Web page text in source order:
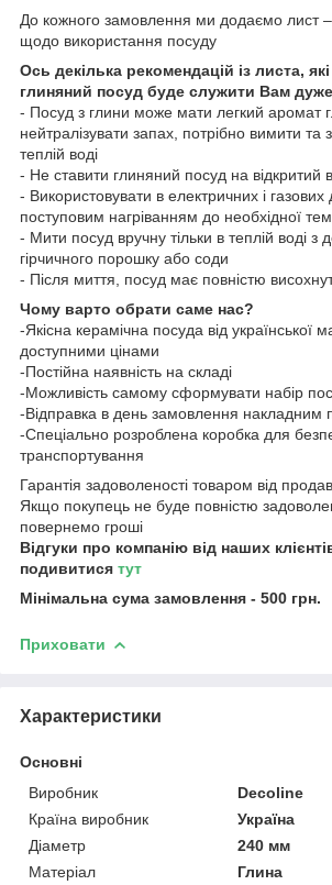
До кожного замовлення ми додаємо лист
щодо використання посуду
Ось декілька рекомендацій із листа,
глиняний посуд буде служити Вам
- Посуд з глини може мати легкий аромат
нейтралізувати запах, потрібно вимити та
теплій воді
- Не ставити глиняний посуд на відкритий
- Використовувати в електричних і газових
поступовим нагріванням до необхідної
- Мити посуд вручну тільки в теплій воді з
гірчичного порошку або соди
- Після миття, посуд має повністю
Чому варто обрати саме нас?
-Якісна керамічна посуда від української
доступними цінами
-Постійна наявність на складі
-Можливість самому сформувати набір
-Відправка в день замовлення накладним
-Спеціально розроблена коробка для
транспортування
Гарантія задоволеності товаром від
Якщо покупець не буде повністю
повернемо гроші
Відгуки про компанію від наших
подивитися тут
Мінімальна сума замовлення - 500 грн.
Приховати
Характеристики
Основні
Виробник
Decoline
Країна виробник
Україна
Діаметр
240 мм
Матеріал
Глина